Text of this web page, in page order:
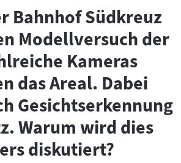
Bahnhof Südkreuz
Modellversuch der
Kameras
das Areal. Dabei
Gesichtserkennung
Warum wird dies
diskutiert?